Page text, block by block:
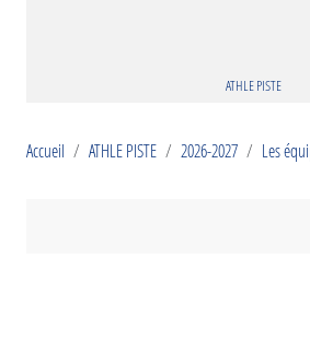
ATHLE PISTE
Accueil ATHLE PISTE 2026-2027 Les